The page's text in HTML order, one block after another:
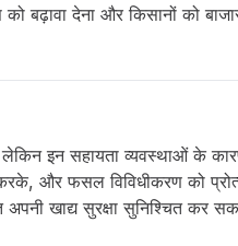
बढ़ावा देना और किसानों को
इन सहायता व्यवस्थाओं के
और फसल विविधीकरण को
खाद्य सुरक्षा सुनिश्चित कर